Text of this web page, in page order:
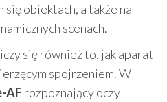
obiektach, a także na
scenach.
się również to, jak aparat
spojrzeniem. W
AF rozpoznający oczy